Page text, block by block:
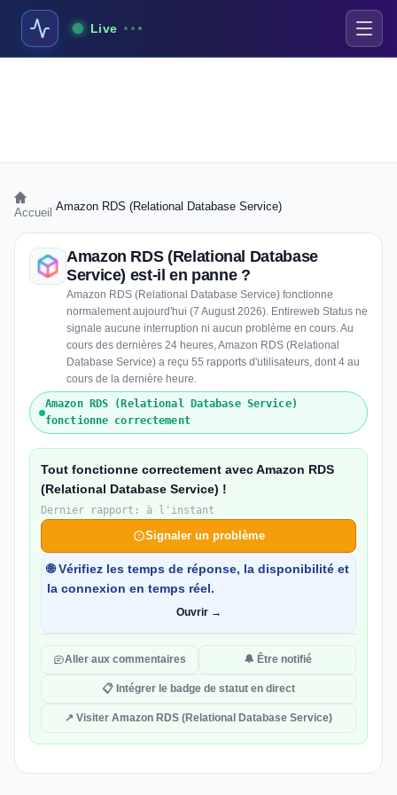
Live
Accueil Amazon RDS (Relational Database Service)
Amazon RDS (Relational Database
Service) est-il en panne ?
Amazon RDS (Relational Database Service) fonctionne
normalement aujourd'hui (7 August 2026). Entireweb Status ne
signale aucune interruption ni aucun problème en cours. Au
cours des dernières 24 heures, Amazon RDS (Relational
Database Service) a reçu 55 rapports d'utilisateurs, dont 4 au
cours de la dernière heure.
Amazon RDS (Relational Database Service)
fonctionne correctement
Tout fonctionne correctement avec Amazon RDS
(Relational Database Service) !
Dernier rapport: à l'instant
Signaler un problème
🌐 Vérifiez les temps de réponse, la disponibilité et
la connexion en temps réel.
Ouvrir →
Aller aux commentaires 🔔 Être notifié
📋 Intégrer le badge de statut en direct
↗ Visiter Amazon RDS (Relational Database Service)